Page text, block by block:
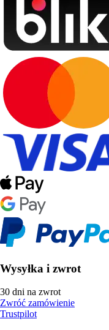
Wysyłka i zwrot
30 dni na zwrot
Zwróć zamówienie
Trustpilot